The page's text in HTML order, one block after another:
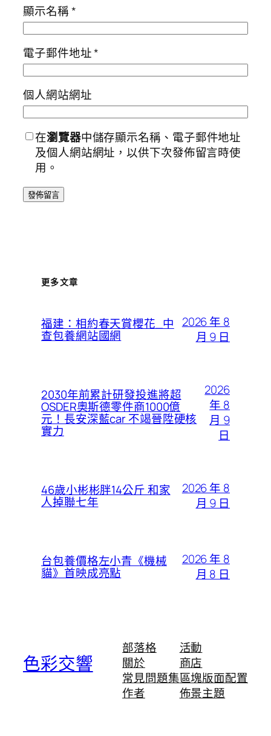
顯示名稱*
電子郵件地址*
個人網站網址
在瀏覽器中儲存顯示名稱、電子郵件地址
及個人網站網址，以供下次發佈留言時使
用。
更多文章
福建：相約春天賞櫻花_中
查包養網站國網
2026 年 8
月 9 日
2030年前累計研發投進將超
OSDER奧斯德零件商1000億
元！長安深藍car 不竭晉陞硬核
實力
2026
年 8
月 9
日
46歲小彬彬胖14公斤 和家
人掉聯七年
2026 年 8
月 9 日
台包養價格左小青《機械
貓》首映成亮點
2026 年 8
月 8 日
色彩交響
部落格
關於
常見問題集
作者
活動
商店
區塊版面配置
佈景主題